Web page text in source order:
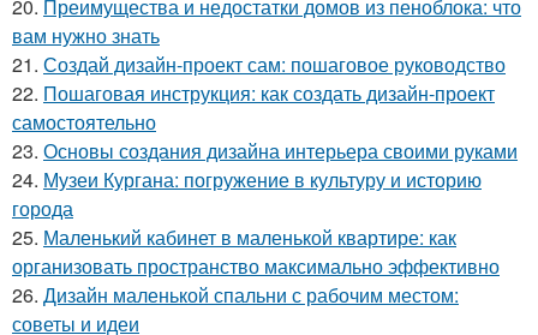
20. Преимущества и недостатки домов из пеноблока: что
вам нужно знать
21. Создай дизайн-проект сам: пошаговое руководство
22. Пошаговая инструкция: как создать дизайн-проект
самостоятельно
23. Основы создания дизайна интерьера своими руками
24. Музеи Кургана: погружение в культуру и историю
города
25. Маленький кабинет в маленькой квартире: как
организовать пространство максимально эффективно
26. Дизайн маленькой спальни с рабочим местом:
советы и идеи